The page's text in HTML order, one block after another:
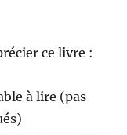
ce livre :
à lire (pas